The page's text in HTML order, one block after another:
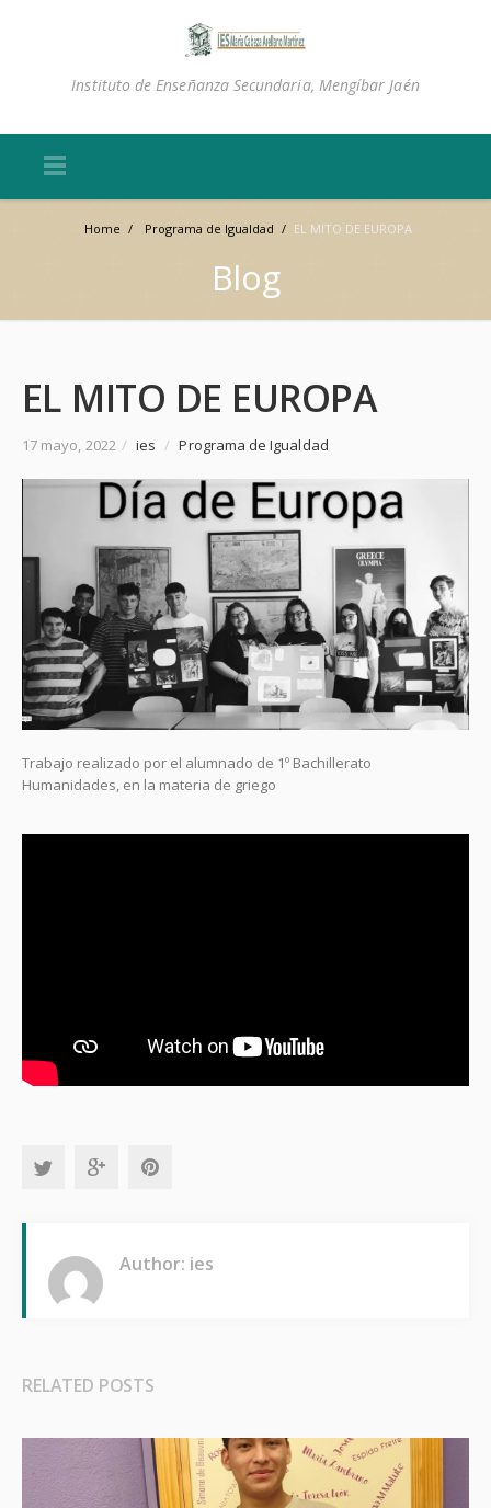
Instituto de Enseñanza Secundaria, Mengíbar Jaén
Home / Programa de Igualdad / EL MITO DE EUROPA
Blog
EL MITO DE EUROPA
17 mayo, 2022 / ies / Programa de Igualdad
Trabajo realizado por el alumnado de 1º Bachillerato
Humanidades, en la materia de griego
Author: ies
RELATED POSTS